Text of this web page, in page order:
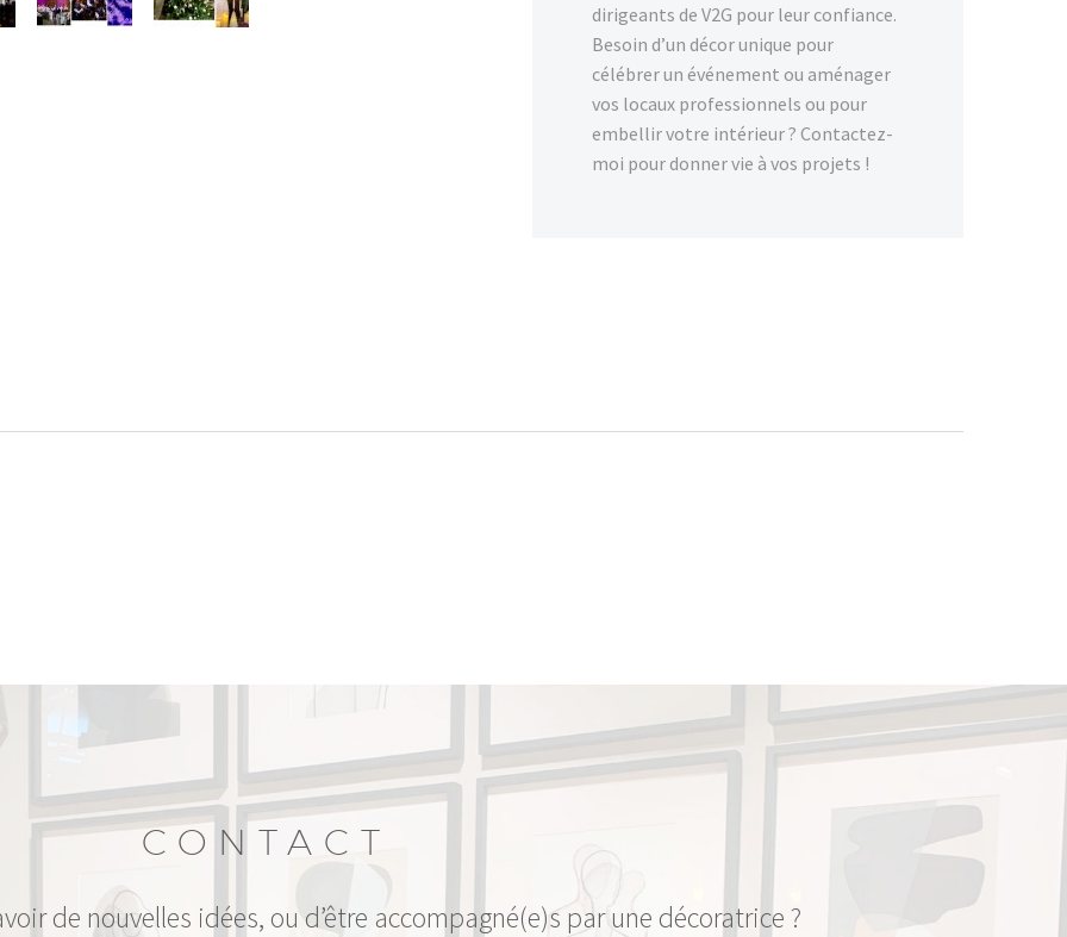
dirigeants de V2G pour leur confiance.
Besoin d’un décor unique pour
célébrer un événement ou aménager
vos locaux professionnels ou pour
embellir votre intérieur ? Contactez-
moi pour donner vie à vos projets !
CONTACT
de nouvelles idées, ou d’être accompagné(e)s par une décoratrice ?